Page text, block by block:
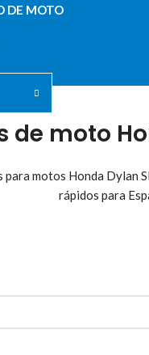
DE MOTO
moto
para motos Honda
rápidos para